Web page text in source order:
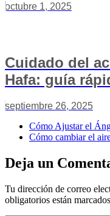
octubre 1, 2025
Cuidado del
Hafa: guía
septiembre 26, 2025
Cómo Ajustar el
Cómo cambiar el
Deja un
Tu dirección de correo
obligatorios están